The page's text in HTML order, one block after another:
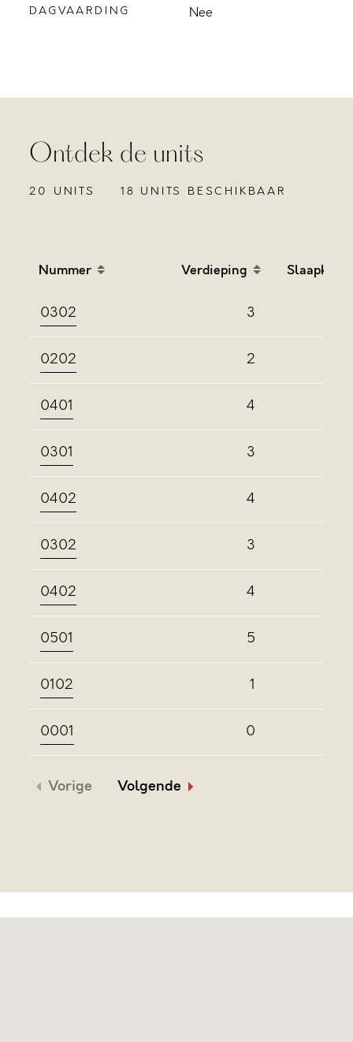
DAGVAARDING Nee
Ontdek de units
20 UNITS 18 UNITS BESCHIKBAAR
Nummer
Sort table by Nummer in descending order
Verdieping
Sort table by
0302 3
0202 2
0401 4
0301 3
0402 4
0302 3
0402 4
0501 5
0102 1
0001 0
Vorige Volgende